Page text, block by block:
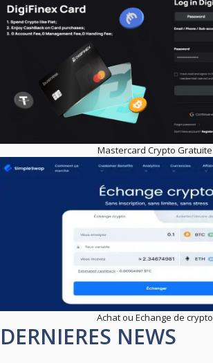
Mastercard Crypto Gratuite
Achat ou Echange de crypto
DERNIERES NEWS